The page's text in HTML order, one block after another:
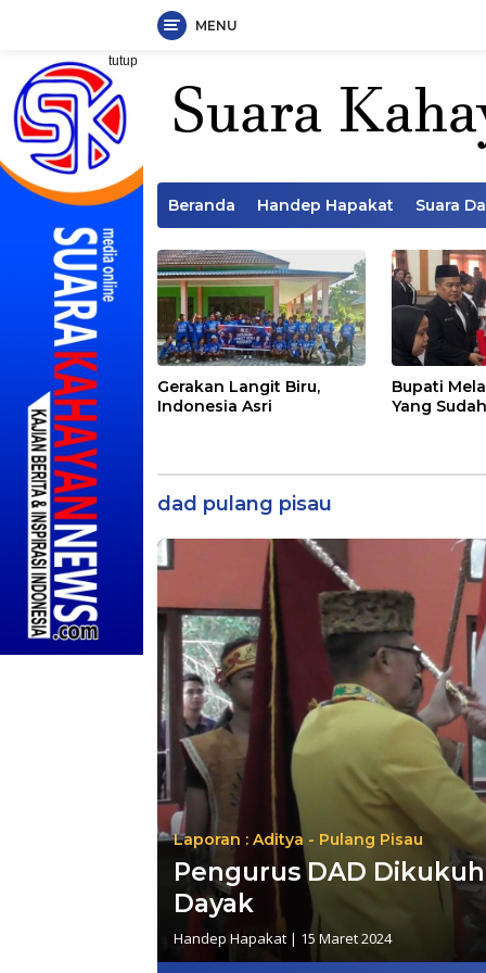
Langsung
konten
MENU
tutup
Beranda Handep Hapakat Suara
Gerakan Langit Biru,
Indonesia Asri
Bupati
Yang
dad pulang pisau
Laporan : Aditya - Pulang Pisau
Pengurus DAD
Dayak
Handep Hapakat | 15 Maret 2024